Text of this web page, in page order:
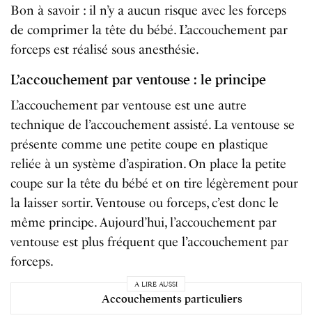
Bon à savoir : il n’y a aucun risque avec les forceps
de comprimer la tête du bébé. L’accouchement par
forceps est réalisé sous anesthésie.
L’accouchement par ventouse : le principe
L’accouchement par ventouse est une autre
technique de l’accouchement assisté. La ventouse se
présente comme une petite coupe en plastique
reliée à un système d’aspiration. On place la petite
coupe sur la tête du bébé et on tire légèrement pour
la laisser sortir. Ventouse ou forceps, c’est donc le
même principe. Aujourd’hui, l’accouchement par
ventouse est plus fréquent que l’accouchement par
forceps.
A LIRE AUSSI
Accouchements particuliers